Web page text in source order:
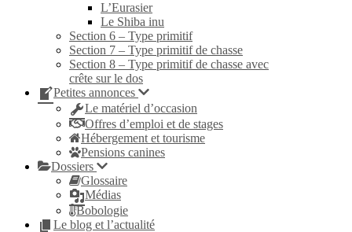
L’Eurasier
Le Shiba inu
Section 6 – Type primitif
Section 7 – Type primitif de chasse
Section 8 – Type primitif de chasse avec
crête sur le dos
Petites annonces
Le matériel d’occasion
Offres d’emploi et de stages
Hébergement et tourisme
Pensions canines
Dossiers
Glossaire
Médias
Bobologie
Le blog et l’actualité